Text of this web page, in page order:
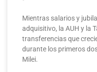
Mientras salarios y
adquisitivo, la AUH y la
transferencias que
durante los primeros
Milei.